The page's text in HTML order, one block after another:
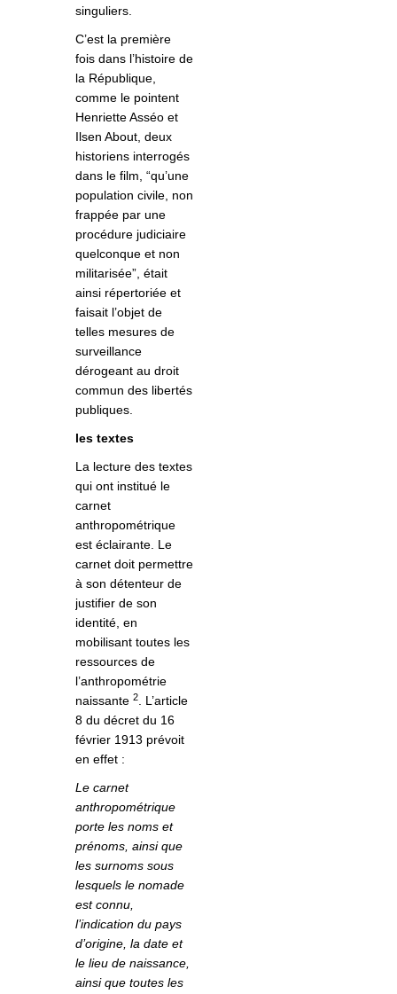
singuliers.
C’est la première
fois dans l’histoire de
la République,
comme le pointent
Henriette Asséo et
Ilsen About, deux
historiens interrogés
dans le film, “qu’une
population civile, non
frappée par une
procédure judiciaire
quelconque et non
militarisée”, était
ainsi répertoriée et
faisait l’objet de
telles mesures de
surveillance
dérogeant au droit
commun des libertés
publiques.
les textes
La lecture des textes
qui ont institué le
carnet
anthropométrique
est éclairante. Le
carnet doit permettre
à son détenteur de
justifier de son
identité, en
mobilisant toutes les
ressources de
l’anthropométrie
naissante 2. L’article
8 du décret du 16
février 1913 prévoit
en effet :
Le carnet
anthropométrique
porte les noms et
prénoms, ainsi que
les surnoms sous
lesquels le nomade
est connu,
l’indication du pays
d’origine, la date et
le lieu de naissance,
ainsi que toutes les